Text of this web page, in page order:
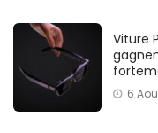
Viture
6